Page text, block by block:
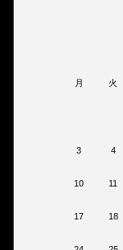
月 火
3 4
10 11
17 18